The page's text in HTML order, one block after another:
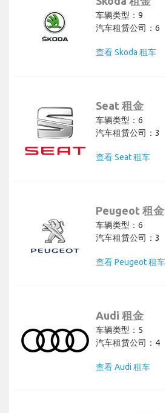
车辆类型：9
汽车租赁公司：6
查看 Skoda 租车
Seat 租金
车辆类型：6
汽车租赁公司：3
查看 Seat 租车
Peugeot 租金
车辆类型：6
汽车租赁公司：3
查看 Peugeot 租车
Audi 租金
车辆类型：5
汽车租赁公司：4
查看 Audi 租车